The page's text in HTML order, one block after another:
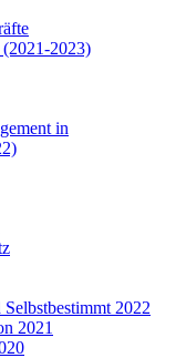
2023)
in
2022
2021